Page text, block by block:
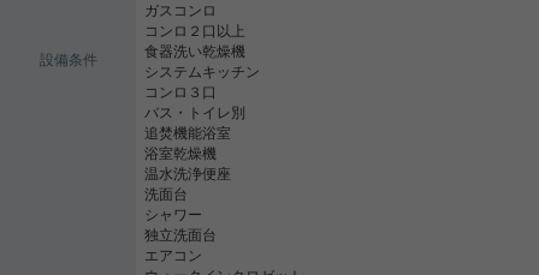
設備条件
ガスコンロ
コンロ２口以上
食器洗い乾燥機
システムキッチン
コンロ３口
バス・トイレ別
追焚機能浴室
浴室乾燥機
温水洗浄便座
洗面台
シャワー
独立洗面台
エアコン